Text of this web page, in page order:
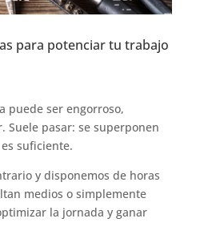
para potenciar tu trabajo
puede ser engorroso,
Suele pasar: se superponen
suficiente.
y disponemos de horas
medios o simplemente
la jornada y ganar